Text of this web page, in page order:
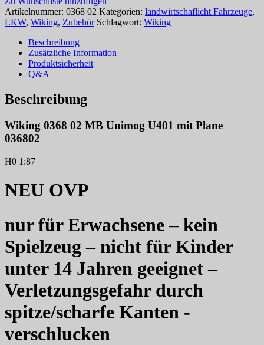
Artikelnummer: 0368 02 Kategorien: landwirtschaflicht Fahrzeuge,
LKW, Wiking, Zubehör Schlagwort: Wiking
Beschreibung
Zusätzliche Information
Produktsicherheit
Q&A
Beschreibung
Wiking 0368 02 MB Unimog U401 mit Plane
036802
H0 1:87
NEU OVP
nur für Erwachsene – kein
Spielzeug – nicht für Kinder
unter 14 Jahren geeignet –
Verletzungsgefahr durch
spitze/scharfe Kanten -
verschlucken